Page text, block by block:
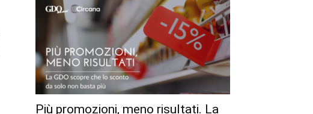
Più promozioni, meno risultati. La